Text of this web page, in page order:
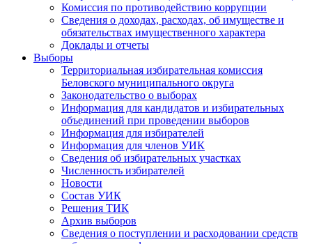
Комиссия по противодействию коррупции
Сведения о доходах, расходах, об имуществе и
обязательствах имущественного характера
Доклады и отчеты
Выборы
Территориальная избирательная комиссия
Беловского муниципального округа
Законодательство о выборах
Информация для кандидатов и избирательных
объединений при проведении выборов
Информация для избирателей
Информация для членов УИК
Сведения об избирательных участках
Численность избирателей
Новости
Состав УИК
Решения ТИК
Архив выборов
Сведения о поступлении и расходовании средств